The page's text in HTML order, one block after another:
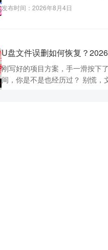
发布时间：2026年8月4日
U盘文件误删如何恢复？
刚写好的项目方案，手一滑按
间，你是不是也经历过？ 别慌，